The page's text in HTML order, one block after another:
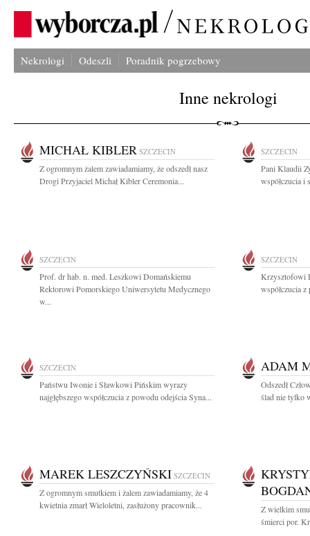
Nekrologi Odeszli Poradnik pogrzebowy
Inne nekrologi
MICHAŁ KIBLER SZCZECIN
Z ogromnym żalem zawiadamiamy, że odszedł nasz
Drogi Przyjaciel Michał Kibler Ceremonia...
SZCZECIN
Pani Klaudii
współczucia i
SZCZECIN
Prof. dr hab. n. med. Leszkowi Domańskiemu
Rektorowi Pomorskiego Uniwersytetu Medycznego
w...
SZCZECIN
Krzysztofowi
współczucia
SZCZECIN
Państwu Iwonie i Sławkowi Pińskim wyrazy
najgłębszego współczucia z powodu odejścia Syna...
ADAM
Odszedł
ślad nie tylko
MAREK LESZCZYŃSKI SZCZECIN
Z ogromnym smutkiem i żalem zawiadamiamy, że 4
kwietnia zmarł Wieloletni, zasłużony pracownik...
Z wielkim
śmierci por.